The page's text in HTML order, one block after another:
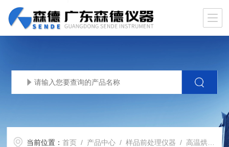
当前位置：首页 / 产品中心 /样品前处理仪器 / 高温烘箱 /